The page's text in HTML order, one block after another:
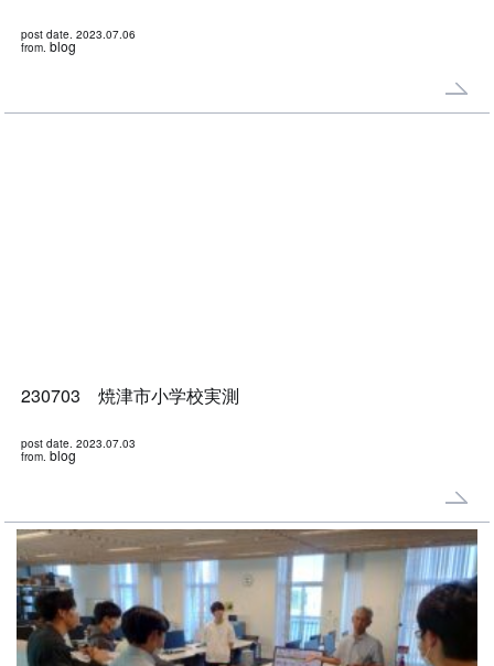
post date. 2023.07.06
from. blog
230703 焼津市小学校実測
post date. 2023.07.03
from.blog